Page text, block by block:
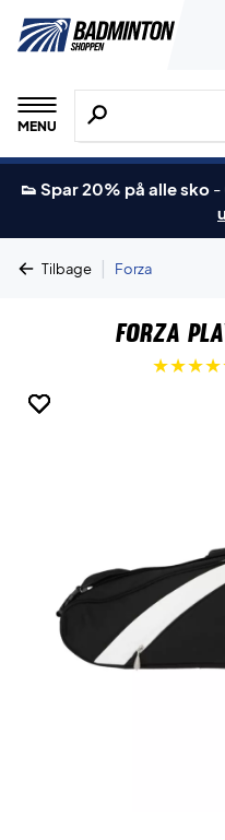
MENU
Søg efter
👟 Spar 20% på alle sko -
Tilbage | Forza
Forza